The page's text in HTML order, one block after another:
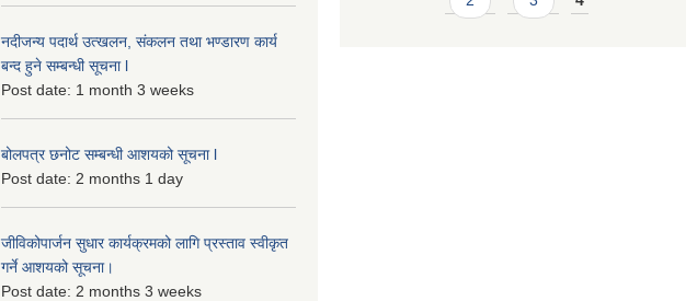
नदीजन्य पदार्थ उत्खलन, संकलन तथा भण्डारण कार्य
बन्द हुने सम्बन्धी सूचना l
Post date: 1 month 3 weeks
बोलपत्र छनोट सम्बन्धी आशयको सूचना l
Post date: 2 months 1 day
जीविकोपार्जन सुधार कार्यक्रमको लागि प्रस्ताव स्वीकृत
गर्ने आशयको सूचना।
Post date: 2 months 3 weeks